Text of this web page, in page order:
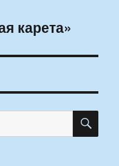
карета»